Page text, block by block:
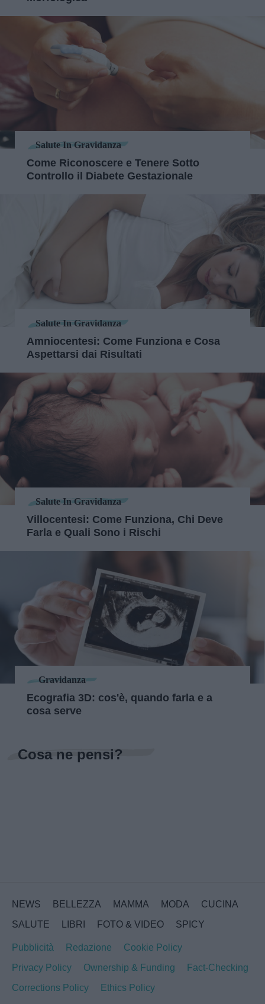
Salute In Gravidanza
Come Riconoscere e Tenere Sotto
Controllo il Diabete Gestazionale
Salute In Gravidanza
Amniocentesi: Come Funziona e Cosa
Aspettarsi dai Risultati
Salute In Gravidanza
Villocentesi: Come Funziona, Chi Deve
Farla e Quali Sono i Rischi
Gravidanza
Ecografia 3D: cos'è, quando farla e a
cosa serve
Cosa ne pensi?
NEWS BELLEZZA MAMMA MODA
CUCINA
SALUTE
LIBRI FOTO & VIDEO SPICY
Pubblicità Redazione
Cookie Policy
Privacy Policy
Ownership & Funding
Fact-Checking
Corrections Policy
Ethics Policy